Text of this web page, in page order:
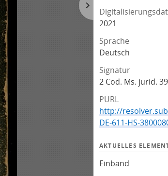
2021
Sprache
Deutsch
Signatur
2 Cod. Ms. jurid.
PURL
http://
DE-611-HS-
AKTUELLES
Einband